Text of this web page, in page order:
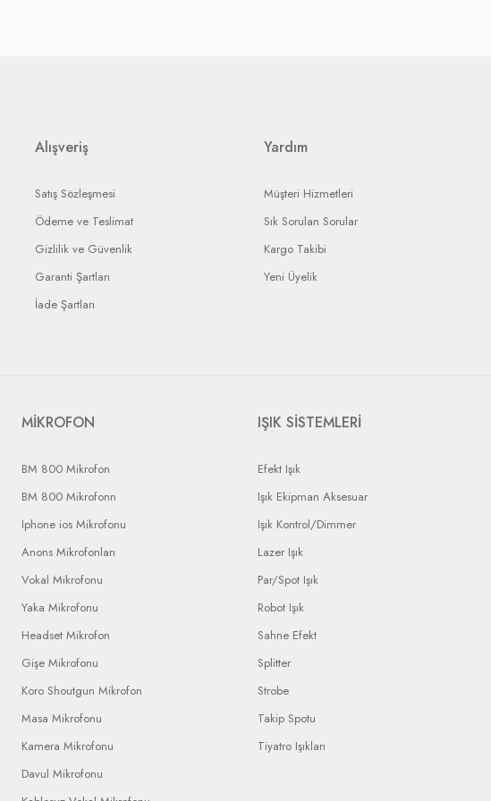
Alışveriş
Satış Sözleşmesi
Ödeme ve Teslimat
Gizlilik ve Güvenlik
Garanti Şartları
İade Şartları
Yardım
Müşteri Hizmetleri
Sık Sorulan Sorular
Kargo Takibi
Yeni Üyelik
MİKROFON
BM 800 Mikrofon
BM 800 Mikrofonn
Iphone ios Mikrofonu
Anons Mikrofonları
Vokal Mikrofonu
Yaka Mikrofonu
Headset Mikrofon
Gişe Mikrofonu
Koro Shoutgun Mikrofon
Masa Mikrofonu
Kamera Mikrofonu
Davul Mikrofonu
IŞIK SİSTEMLERİ
Efekt Işık
Işık Ekipman Aksesuar
Işık Kontrol/Dimmer
Lazer Işık
Par/Spot Işık
Robot Işık
Sahne Efekt
Splitter
Strobe
Takip Spotu
Tiyatro Işıkları